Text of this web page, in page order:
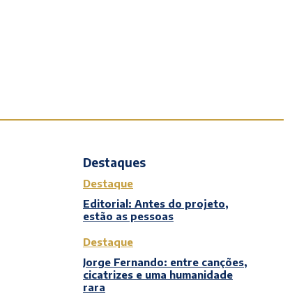
Destaques
Destaque
Editorial: Antes do projeto,
estão as pessoas
Destaque
Jorge Fernando: entre canções,
cicatrizes e uma humanidade
rara